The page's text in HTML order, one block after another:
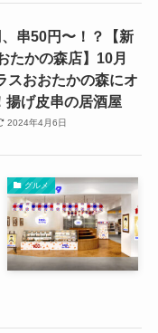
串50円〜！？【新
たかの森店】10月
スおおたかの森にオ
揚げ皮串の居酒屋
2024年4月6日
グルメ